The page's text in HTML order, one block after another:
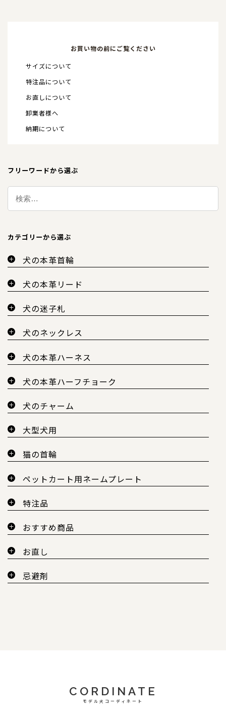
お買い物の前にご覧ください
サイズについて
特注品について
お直しについて
卸業者様へ
納期について
フリーワードから選ぶ
カテゴリーから選ぶ
犬の本革首輪
犬の本革リード
犬の迷子札
犬のネックレス
犬の本革ハーネス
犬の本革ハーフチョーク
犬のチャーム
大型犬用
猫の首輪
ペットカート用ネームプレート
特注品
おすすめ商品
お直し
忌避剤
CORDINATE
モデル犬コーディネート